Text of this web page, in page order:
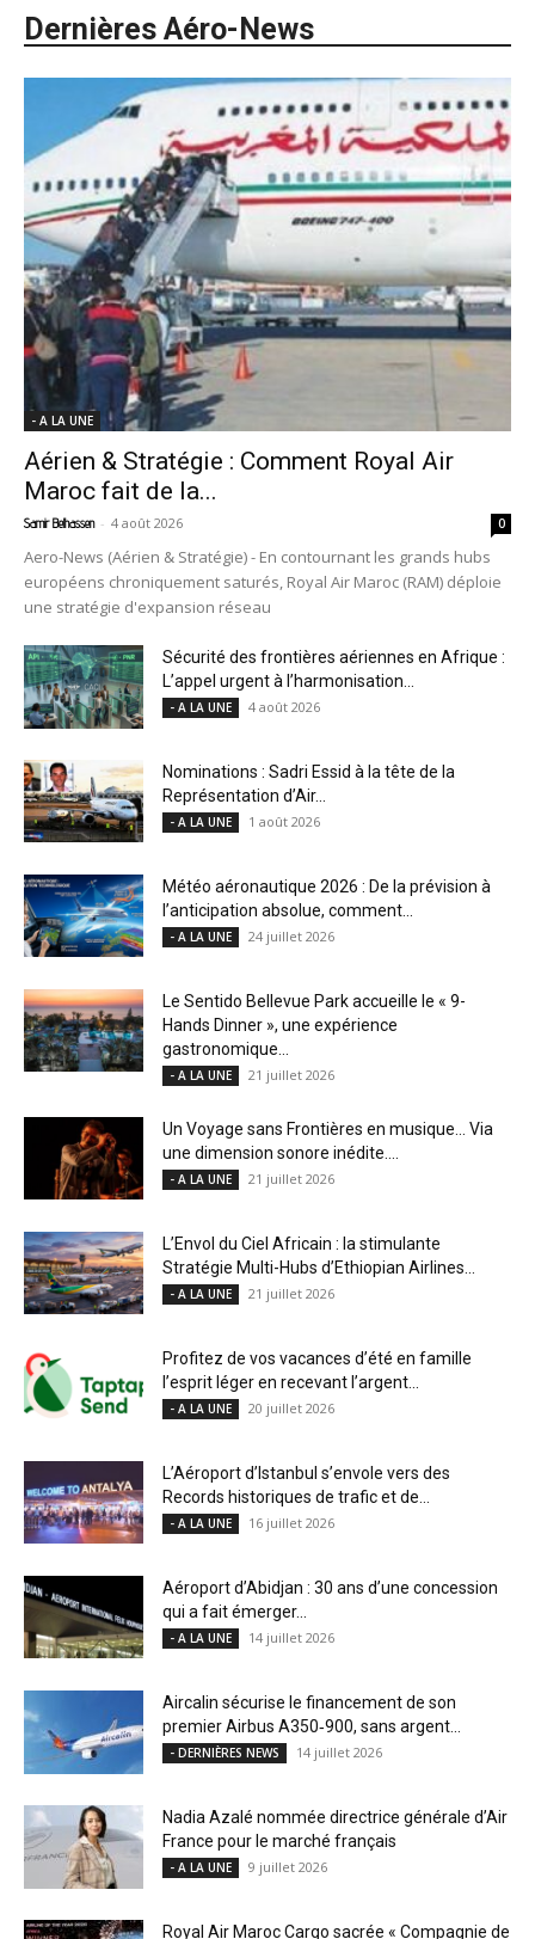
Dernières Aéro-News
- A LA UNE
Aérien & Stratégie : Comment Royal Air
Maroc fait de la...
Samir Belhassen - 4 août 2026 0
Aero-News (Aérien & Stratégie) - En contournant les grands hubs
européens chroniquement saturés, Royal Air Maroc (RAM) déploie
une stratégie d'expansion réseau
Sécurité des frontières aériennes en Afrique :
L’appel urgent à l’harmonisation...
- A LA UNE 4 août 2026
Nominations : Sadri Essid à la tête de la
Représentation d’Air...
- A LA UNE 1 août 2026
Météo aéronautique 2026 : De la prévision à
l’anticipation absolue, comment...
- A LA UNE 24 juillet 2026
Le Sentido Bellevue Park accueille le « 9-
Hands Dinner », une expérience
gastronomique...
- A LA UNE 21 juillet 2026
Un Voyage sans Frontières en musique… Via
une dimension sonore inédite....
- A LA UNE 21 juillet 2026
L’Envol du Ciel Africain : la stimulante
Stratégie Multi-Hubs d’Ethiopian Airlines...
- A LA UNE 21 juillet 2026
Profitez de vos vacances d’été en famille
l’esprit léger en recevant l’argent...
- A LA UNE 20 juillet 2026
L’Aéroport d’Istanbul s’envole vers des
Records historiques de trafic et de...
- A LA UNE 16 juillet 2026
Aéroport d’Abidjan : 30 ans d’une concession
qui a fait émerger...
- A LA UNE 14 juillet 2026
Aircalin sécurise le financement de son
premier Airbus A350‑900, sans argent...
- DERNIÈRES NEWS 14 juillet 2026
Nadia Azalé nommée directrice générale d’Air
France pour le marché français
- A LA UNE 9 juillet 2026
Royal Air Maroc Cargo sacrée « Compagnie de